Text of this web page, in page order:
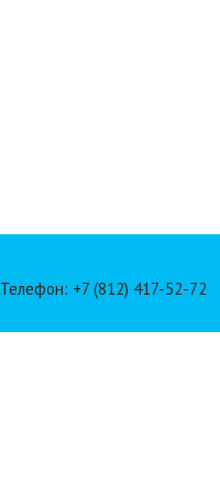
Телефон: +7 (812) 417-52-72